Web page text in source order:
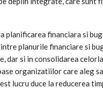
planificarea financiara si
planurile financiare si
dar si in consolidarea
organizatiilor care aleg
lucru duce la reducerea